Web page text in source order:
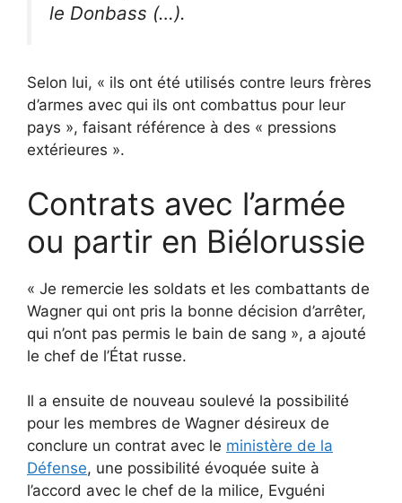
le Donbass (…).
Selon lui, « ils ont été utilisés contre leurs frères
d’armes avec qui ils ont combattus pour leur
pays », faisant référence à des « pressions
extérieures ».
Contrats avec l’armée
ou partir en Biélorussie
« Je remercie les soldats et les combattants de
Wagner qui ont pris la bonne décision d’arrêter,
qui n’ont pas permis le bain de sang », a ajouté
le chef de l’État russe.
Il a ensuite de nouveau soulevé la possibilité
pour les membres de Wagner désireux de
conclure un contrat avec le ministère de la
Défense, une possibilité évoquée suite à
l’accord avec le chef de la milice, Evguéni